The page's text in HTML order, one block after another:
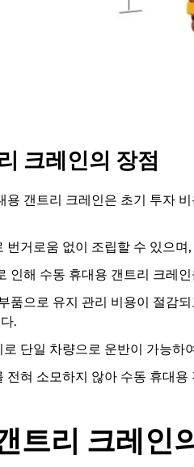
크레인의 장점
용 갠트리 크레인은 초기 투자
거로움 없이 조립할 수 있으
인해 수동 휴대용 갠트리 크레
품으로 유지 관리 비용이 절감
.
단일 차량으로 운반이 가능하
전혀 소모하지 않아 수동 휴대
트리 크레인